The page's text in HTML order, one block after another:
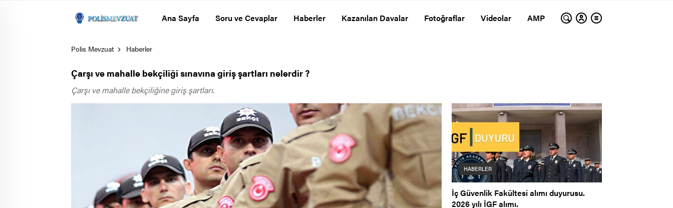
Ana Sayfa Soru ve Cevaplar Haberler Kazanılan Davalar Fotoğraflar Videolar AMP
Polis Mevzuat Haberler
Çarşı ve mahalle bekçiliği sınavına giriş şartları nelerdir ?
Çarşı ve mahalle bekçiliğine giriş şartları.
HABERLER
İç Güvenlik Fakültesi alımı duyurusu.
2026 yılı İGF alımı.